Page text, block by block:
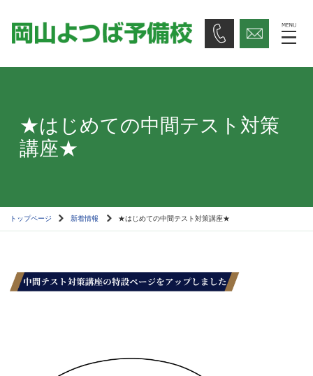
★はじめての中間テスト対策
講座★
トップページ 新着情報 ★はじめての中間テスト対策講座★